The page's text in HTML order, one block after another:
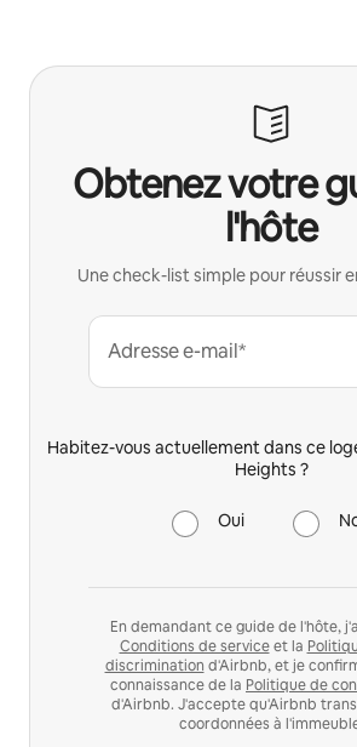
Obtenez votre
l'hôte
Une check-list simple pour réussir
Adresse e-mail*
Habitez-vous actuellement dans ce
Heights ?
Oui
En demandant ce guide de l'hôte,
Conditions de serviceet la
discrimination d'Airbnb, et je
connaissance de la Politique de
d'Airbnb. J'accepte qu'Airbnb
coordonnées à